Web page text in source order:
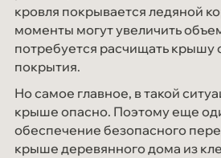
кровля покрывается ледяной
моменты могут увеличить
потребуется расчищать крышу
покрытия.
Но самое главное, в такой
крыше опасно. Поэтому еще
обеспечение безопасного
крыше деревянного дома из